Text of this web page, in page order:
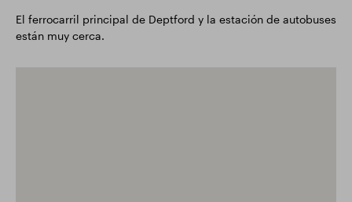
El ferrocarril principal de Deptford y la estación de autobuses
están muy cerca.